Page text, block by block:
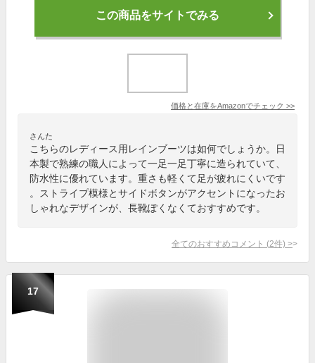
この商品をサイトでみる
価格と在庫をAmazonでチェック >>
さんた
こちらのレディース用レインブーツは如何でしょうか。日
本製で熟練の職人によって一足一足丁寧に造られていて、
防水性に優れています。重さも軽くて足が疲れにくいです
。ストライプ模様とサイドボタンがアクセントになったお
しゃれなデザインが、長靴ぽくなくておすすめです。
全てのおすすめコメント (2件) >
17